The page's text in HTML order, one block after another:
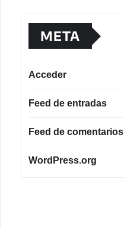
META
Acceder
Feed de entradas
Feed de comentarios
WordPress.org